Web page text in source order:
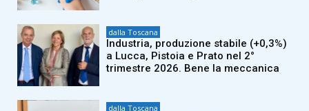
dalla Toscana
Industria, produzione stabile (+0,3%)
a Lucca, Pistoia e Prato nel 2°
trimestre 2026. Bene la meccanica
dalla Toscana